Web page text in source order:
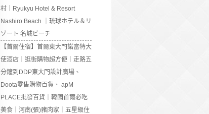
村｜Ryukyu Hotel & Resort
Nashiro Beach ｜琉球ホテル＆リ
ゾート 名城ビーチ
【首爾住宿】首爾東大門諾富特大
使酒店｜逛街購物超方便｜走路五
分鐘到DDP東大門設計廣場、
Doota零售購物百貨、 apM
PLACE批發百貨｜韓國首爾必吃
美食｜河南(張)豬肉家｜五星級住